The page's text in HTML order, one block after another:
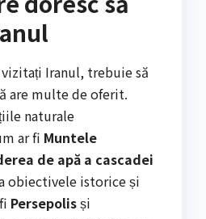
vizitați Iranul, trebuie să
are multe de oferit.
naturale
ar fi Muntele
de apă a cascadei
obiectivele istorice și
Persepolisși